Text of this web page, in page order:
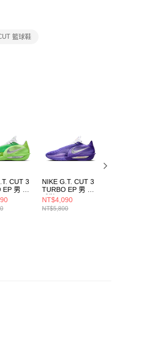
供之「AFTEE先享後付」服務完成之
個人資料，並將交易相關給付款項請
以下網址：
止該用戶之使用額度並採取法律行
籃球鞋
CUT 3
男 籃
NIKE G.T. CUT 3
TURBO EP 男 籃
球鞋 HV9919800
NT$4,090
NT$5,800